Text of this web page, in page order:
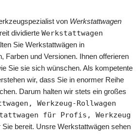
von Werkstattwagen
dividierte Werkstattwagen
Sie Werkstattwägen in
Farben und Versionen. Ihnen offerieren
Sie sie sich wünschen. Als kompetente
wir, dass Sie in enormer Reihe
Darum halten wir stets ein großes
Werkzeug-Rollwagen
für Profis, Werkzeug
Sie bereit. Unsre Werkstattwägen sehen